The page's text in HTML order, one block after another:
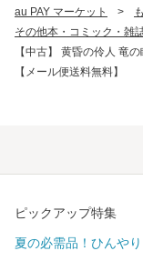
au PAY マーケット >
その他本・コミック・雑
【中古】 黄昏の伶人 竜
【メール便送料無料】
ピックアップ特集
夏の必需品！ひんや